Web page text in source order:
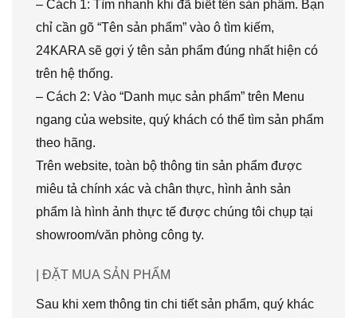
– Cách 1: Tìm nhanh khi đã biết tên sản phẩm. Bạn
chỉ cần gõ “Tên sản phẩm” vào ô tìm kiếm,
24KARA sẽ gợi ý tên sản phẩm đúng nhất hiện có
trên hệ thống.
– Cách 2: Vào “Danh mục sản phẩm” trên Menu
ngang của website, quý khách có thể tìm sản phẩm
theo hãng.
Trên website, toàn bộ thông tin sản phẩm được
miêu tả chính xác và chân thực, hình ảnh sản
phẩm là hình ảnh thực tế được chúng tôi chụp tại
showroom/văn phòng công ty.
| ĐẶT MUA SẢN PHẨM
Sau khi xem thông tin chi tiết sản phẩm, quý khác